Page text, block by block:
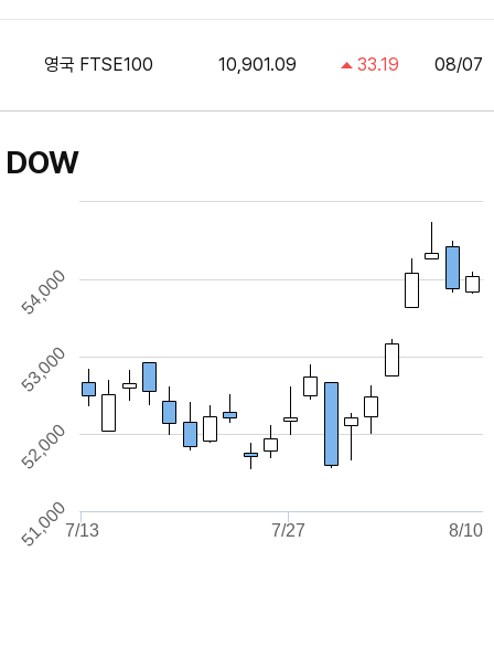
영국 FTSE100 10,901.09 33.19 08/07
DOW
7/13 7/27 8/10
51,000
52,000
53,000
54,000